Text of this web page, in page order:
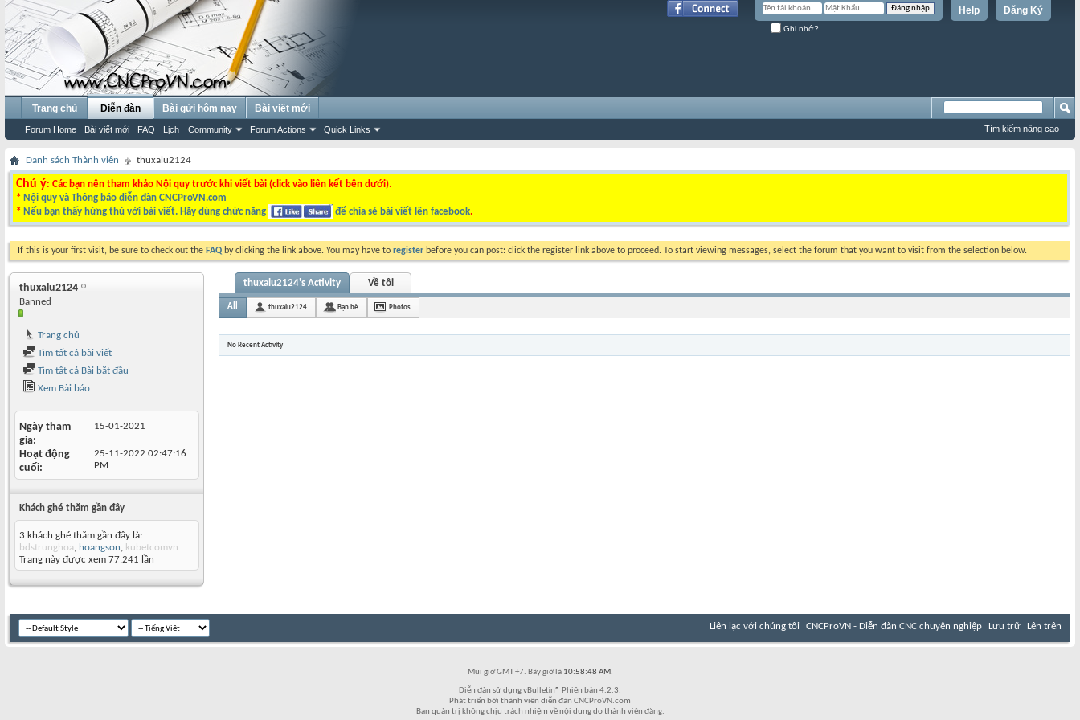
Đăng Ký
Help
Ghi nhớ?
Trang chủ Diễn đàn
Forum Home Bài viết mới FAQ Lịch Community Forum Actions Quick Links
Bài gửi hôm nay Bài viết mới
Tìm kiếm nâng cao
Danh sách Thành viên thuxalu2124
Chú ý: Các bạn nên tham khảo Nội quy trước khi viết bài (click vào liên kết bên dưới).
* Nội quy và Thông báo diễn đàn CNCProVN.com
* Nếu bạn thấy hứng thú với bài viết. Hãy dùng chức năng để chia sẻ bài viết lên facebook.
If this is your first visit, be sure to check out the FAQ by clicking the link above. You may have to register before you can post: click the register link above to proceed. To start viewing messages, select the forum that you want to visit from the selection below.
thuxalu2124
Banned
Trang chủ
Tìm tất cả bài viết
Tìm tất cả Bài bắt đầu
Xem Bài báo
Ngày tham
gia
15-01-2021
Hoạt động
cuối
25-11-2022 02:47:16
PM
Khách ghé thăm gần đây
3 khách ghé thăm gần đây là:
bdstrunghoa, hoangson, kubetcomvn
Trang này được xem 77,241 lần
thuxalu2124's Activity Về tôi
All thuxalu2124 Bạn bè Photos
No Recent Activity
Liên lạc với chúng tôi CNCProVN - Diễn đàn CNC chuyên nghiệp Lưu trữ Lên trên
Múi giờ GMT +7. Bây giờ là 10:58:48 AM.
Diễn đàn sử dụng vBulletin® Phiên bản 4.2.3.
Phát triển bởi thành viên diễn đàn CNCProVN.com
Ban quản trị không chịu trách nhiệm về nội dung do thành viên đăng.